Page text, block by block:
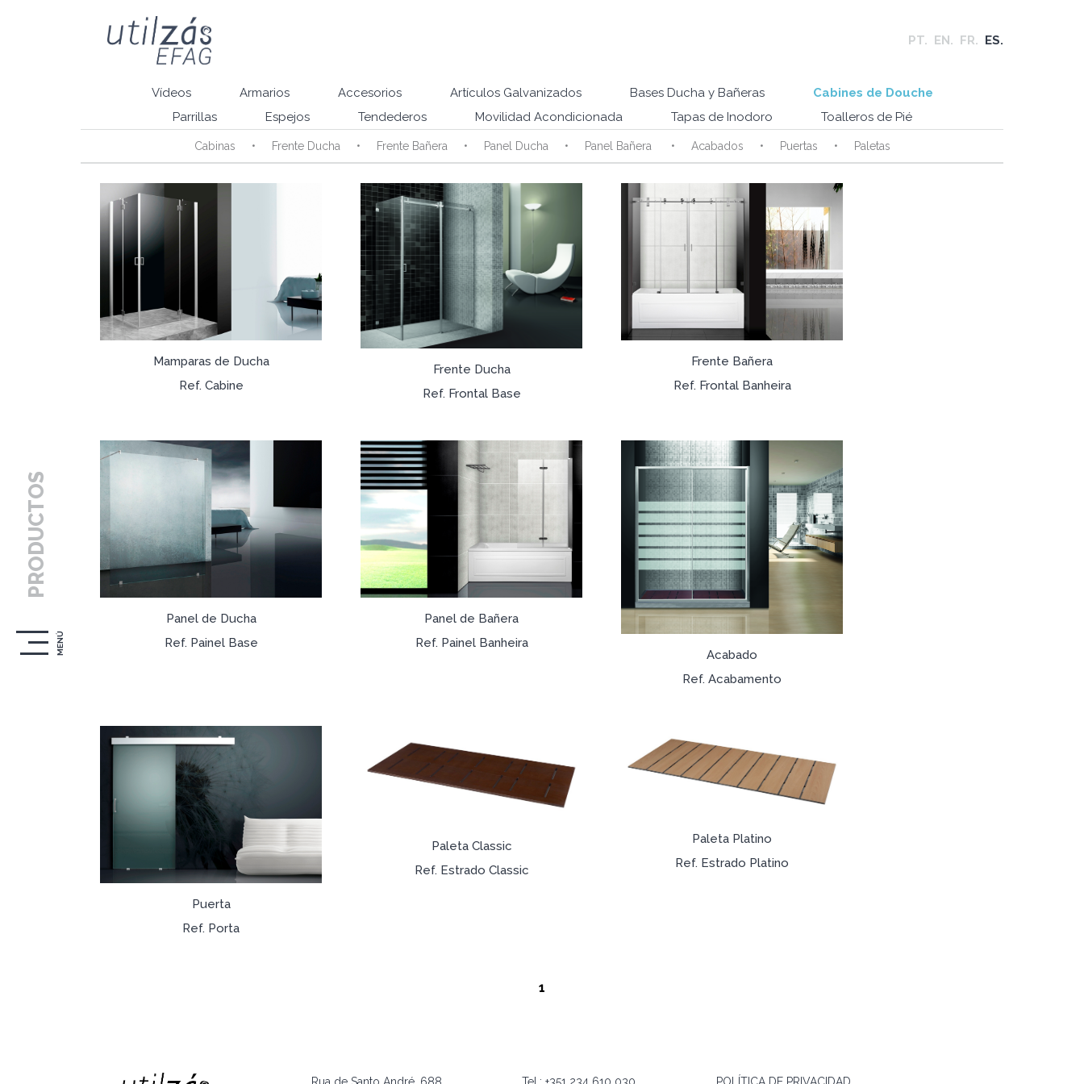
PT. EN. FR. ES.
PRODUCTOS
MENÚ
Vídeos Armarios Accesorios Artículos Galvanizados Bases Ducha y Bañeras
Cabines de Douche
Parrillas
Espejos Tendederos Movilidad Acondicionada Tapas de Inodoro Toalleros de Pié
Cabinas Frente Ducha Frente Bañera Panel Ducha Panel Bañera Acabados Puertas Paletas
Mamparas de Ducha
Ref. Cabine
Frente Ducha
Ref. Frontal Base
Frente Bañera
Ref. Frontal Banheira
Panel de Ducha
Ref. Painel Base
Panel de Bañera
Ref. Painel Banheira
Acabado
Ref. Acabamento
Puerta
Ref. Porta
Paleta Classic
Ref. Estrado Classic
Paleta Platino
Ref. Estrado Platino
1